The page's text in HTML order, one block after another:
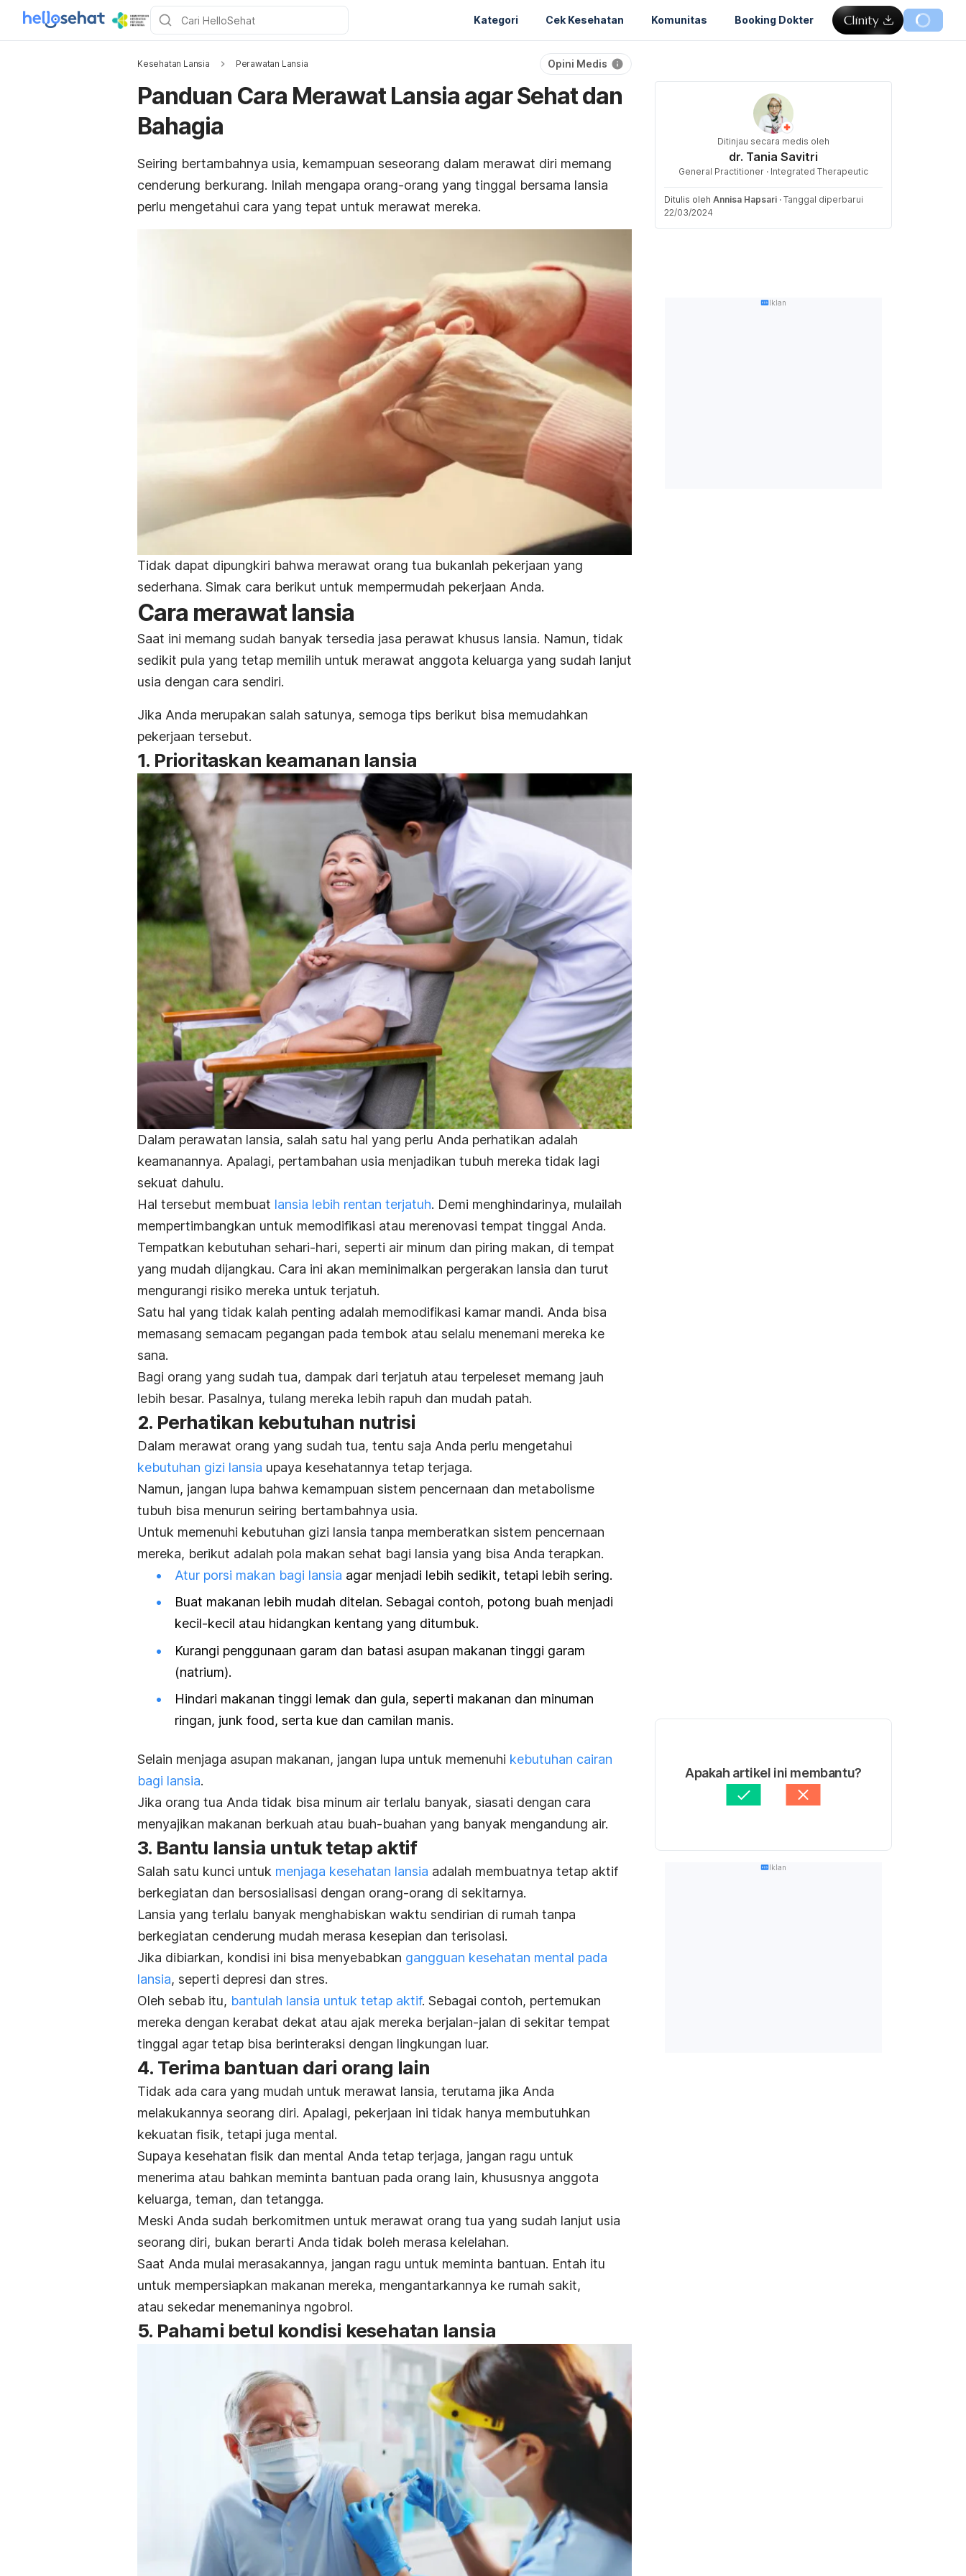
Kategori Cek Kesehatan Komunitas Booking Dokter
Kesehatan Lansia Perawatan Lansia Opini Medis
Panduan Cara Merawat Lansia agar Sehat dan
Bahagia
Seiring bertambahnya usia, kemampuan seseorang dalam merawat diri memang
cenderung berkurang. Inilah mengapa orang-orang yang tinggal bersama lansia
perlu mengetahui cara yang tepat untuk merawat mereka.
Tidak dapat dipungkiri bahwa merawat orang tua bukanlah pekerjaan yang
sederhana. Simak cara berikut untuk mempermudah pekerjaan Anda.
Cara merawat lansia
Saat ini memang sudah banyak tersedia jasa perawat khusus lansia. Namun, tidak
sedikit pula yang tetap memilih untuk merawat anggota keluarga yang sudah lanjut
usia dengan cara sendiri.
Jika Anda merupakan salah satunya, semoga tips berikut bisa memudahkan
pekerjaan tersebut.
1. Prioritaskan keamanan lansia
Dalam perawatan lansia, salah satu hal yang perlu Anda perhatikan adalah
keamanannya. Apalagi, pertambahan usia menjadikan tubuh mereka tidak lagi
sekuat dahulu.
Hal tersebut membuat lansia lebih rentan terjatuh. Demi menghindarinya, mulailah
mempertimbangkan untuk memodifikasi atau merenovasi tempat tinggal Anda.
Tempatkan kebutuhan sehari-hari, seperti air minum dan piring makan, di tempat
yang mudah dijangkau. Cara ini akan meminimalkan pergerakan lansia dan turut
mengurangi risiko mereka untuk terjatuh.
Satu hal yang tidak kalah penting adalah memodifikasi kamar mandi. Anda bisa
memasang semacam pegangan pada tembok atau selalu menemani mereka ke
sana.
Bagi orang yang sudah tua, dampak dari terjatuh atau terpeleset memang jauh
lebih besar. Pasalnya, tulang mereka lebih rapuh dan mudah patah.
2. Perhatikan kebutuhan nutrisi
Dalam merawat orang yang sudah tua, tentu saja Anda perlu mengetahui
kebutuhan gizi lansia upaya kesehatannya tetap terjaga.
Namun, jangan lupa bahwa kemampuan sistem pencernaan dan metabolisme
tubuh bisa menurun seiring bertambahnya usia.
Untuk memenuhi kebutuhan gizi lansia tanpa memberatkan sistem pencernaan
mereka, berikut adalah pola makan sehat bagi lansia yang bisa Anda terapkan.
Atur porsi makan bagi lansia agar menjadi lebih sedikit, tetapi lebih sering.
Buat makanan lebih mudah ditelan. Sebagai contoh, potong buah menjadi
kecil-kecil atau hidangkan kentang yang ditumbuk.
Kurangi penggunaan garam dan batasi asupan makanan tinggi garam
(natrium).
Hindari makanan tinggi lemak dan gula, seperti makanan dan minuman
ringan, junk food, serta kue dan camilan manis.
Selain menjaga asupan makanan, jangan lupa untuk memenuhi kebutuhan cairan
bagi lansia.
Jika orang tua Anda tidak bisa minum air terlalu banyak, siasati dengan cara
menyajikan makanan berkuah atau buah-buahan yang banyak mengandung air.
3. Bantu lansia untuk tetap aktif
Salah satu kunci untuk menjaga kesehatan lansia adalah membuatnya tetap aktif
berkegiatan dan bersosialisasi dengan orang-orang di sekitarnya.
Lansia yang terlalu banyak menghabiskan waktu sendirian di rumah tanpa
berkegiatan cenderung mudah merasa kesepian dan terisolasi.
Jika dibiarkan, kondisi ini bisa menyebabkan gangguan kesehatan mental pada
lansia, seperti depresi dan stres.
Oleh sebab itu, bantulah lansia untuk tetap aktif. Sebagai contoh, pertemukan
mereka dengan kerabat dekat atau ajak mereka berjalan-jalan di sekitar tempat
tinggal agar tetap bisa berinteraksi dengan lingkungan luar.
4. Terima bantuan dari orang lain
Tidak ada cara yang mudah untuk merawat lansia, terutama jika Anda
melakukannya seorang diri. Apalagi, pekerjaan ini tidak hanya membutuhkan
kekuatan fisik, tetapi juga mental.
Supaya kesehatan fisik dan mental Anda tetap terjaga, jangan ragu untuk
menerima atau bahkan meminta bantuan pada orang lain, khususnya anggota
keluarga, teman, dan tetangga.
Meski Anda sudah berkomitmen untuk merawat orang tua yang sudah lanjut usia
seorang diri, bukan berarti Anda tidak boleh merasa kelelahan.
Saat Anda mulai merasakannya, jangan ragu untuk meminta bantuan. Entah itu
untuk mempersiapkan makanan mereka, mengantarkannya ke rumah sakit,
atau sekedar menemaninya ngobrol.
5. Pahami betul kondisi kesehatan lansia
Ditinjau secara medis oleh
dr. Tania Savitri
General Practitioner · Integrated Therapeutic
Ditulis oleh Annisa Hapsari · Tanggal diperbarui
22/03/2024
Iklan
Apakah artikel ini membantu?
Iklan